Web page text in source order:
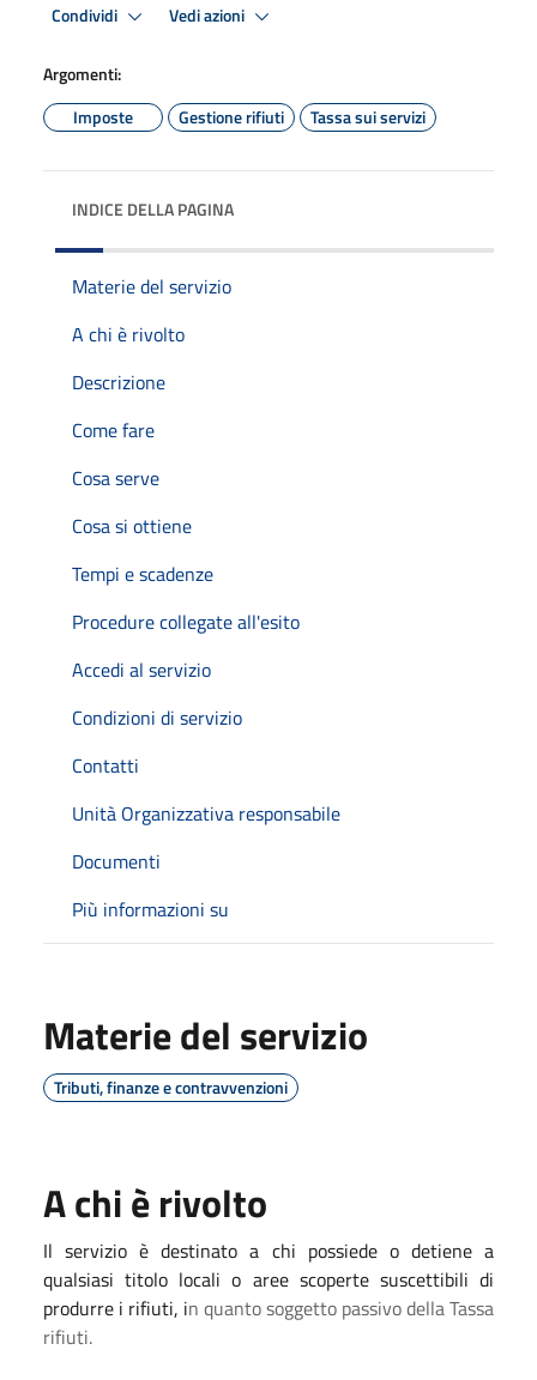
Condividi Vedi azioni
Argomenti:
Imposte
Gestione rifiuti Tassa sui servizi
INDICE DELLA PAGINA
Materie del servizio
A chi è rivolto
Descrizione
Come fare
Cosa serve
Cosa si ottiene
Tempi e scadenze
Procedure collegate all'esito
Accedi al servizio
Condizioni di servizio
Contatti
Unità Organizzativa responsabile
Documenti
Più informazioni su
Materie del servizio
Tributi, finanze e contravvenzioni
A chi è rivolto
Il servizio è destinato a chi possiede o detiene a
qualsiasi titolo locali o aree scoperte suscettibili di
produrre i rifiuti, in quanto soggetto passivo della Tassa
rifiuti.